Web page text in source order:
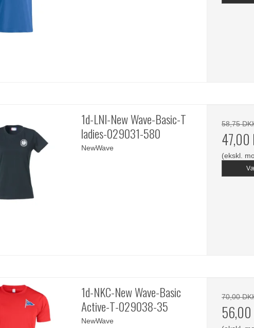
1d-LNI-New Wave-Basic-T
ladies-029031-580
NewWave
58,75
47,00
(ekskl.
1d-NKC-New Wave-Basic
Active-T-029038-35
NewWave
70,00
56,00